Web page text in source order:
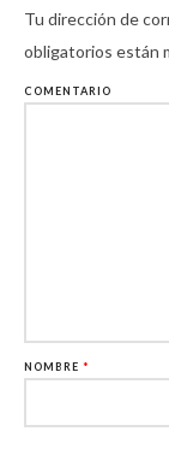
Tu dirección de
obligatorios están
COMENTARIO
NOMBRE *